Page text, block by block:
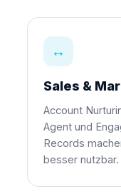
↔
Sales &
Account
Agent und
Records
besser nutzbar.